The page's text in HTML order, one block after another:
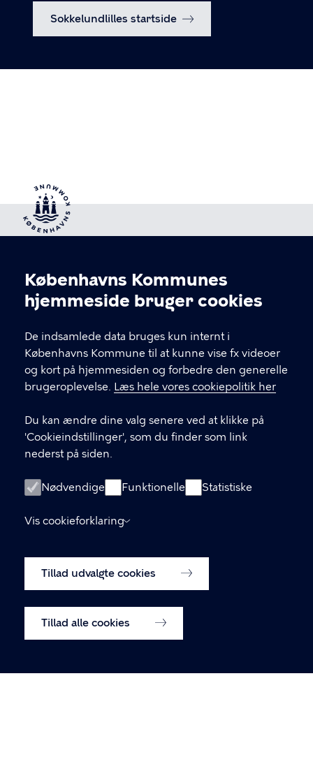
Cookieindstillinger
Københavns Kommunes
hjemmeside bruger cookies
De indsamlede data bruges kun internt i
Københavns Kommune til at kunne vise fx videoer
og kort på hjemmesiden og forbedre den generelle
brugeroplevelse. Læs hele vores cookiepolitik her
Du kan ændre dine valg senere ved at klikke på
'Cookieindstillinger', som du finder som link
nederst på siden.
Nødvendige Funktionelle Statistiske
Vis cookieforklaring
Tillad udvalgte cookies
Tillad alle cookies
Sokkelundlilles startside
Kultur og Fritid N
KONTAKT
Københavns Kommune Nyropsgade 3, 1602
33 66 33 66
Tilmeld dig vores nyhedsbrev
Cookiepolitik